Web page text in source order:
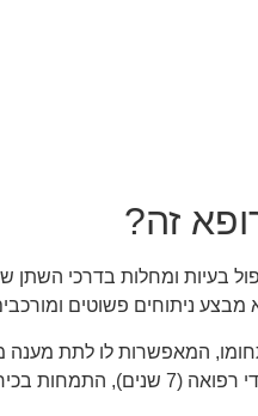
זה?
בעיות ומחלות בדרכי השתן
מבצע ניתוחים פשוטים
המאפשרות לו לתת מענה